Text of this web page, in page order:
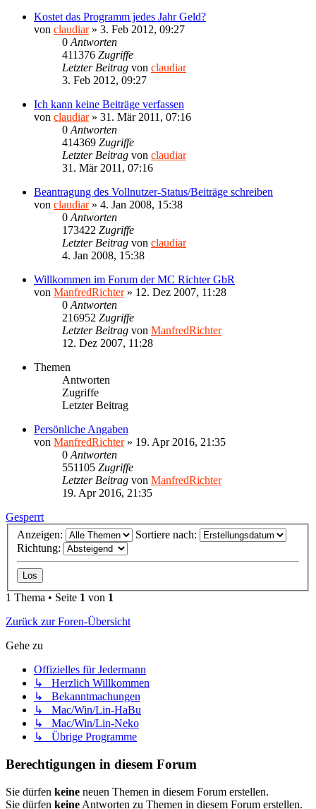
Kostet das Programm jedes Jahr Geld?
von claudiar» 3. Feb 2012, 09:27
0 Antworten
411376 Zugriffe
Letzter Beitrag von claudiar
3. Feb 2012, 09:27
Ich kann keine Beiträge verfassen
von claudiar» 31. Mär 2011, 07:16
0 Antworten
414369 Zugriffe
Letzter Beitrag von claudiar
31. Mär 2011, 07:16
Beantragung des Vollnutzer-Status/Beiträge schreiben
von claudiar» 4. Jan 2008, 15:38
0 Antworten
173422 Zugriffe
Letzter Beitrag von claudiar
4. Jan 2008, 15:38
Willkommen im Forum der MC Richter GbR
von ManfredRichter» 12. Dez 2007, 11:28
0 Antworten
216952 Zugriffe
Letzter Beitrag von ManfredRichter
12. Dez 2007, 11:28
Themen
Antworten
Zugriffe
Letzter Beitrag
Persönliche Angaben
von ManfredRichter» 19. Apr 2016, 21:35
0 Antworten
551105 Zugriffe
Letzter Beitrag von ManfredRichter
19. Apr 2016, 21:35
Gesperrt
Anzeigen:
Sortiere nach:
Richtung:
1 Thema • Seite 1 von 1
Zurück zur Foren-Übersicht
Gehe zu
Offizielles für Jedermann
↳ Herzlich Willkommen
↳ Bekanntmachungen
↳ Mac/Win/Lin-HaBu
↳ Mac/Win/Lin-Neko
↳ Übrige Programme
Berechtigungen in diesem Forum
Sie dürfen keine neuen Themen in diesem Forum erstellen.
Sie dürfen keine Antworten zu Themen in diesem Forum erstellen.